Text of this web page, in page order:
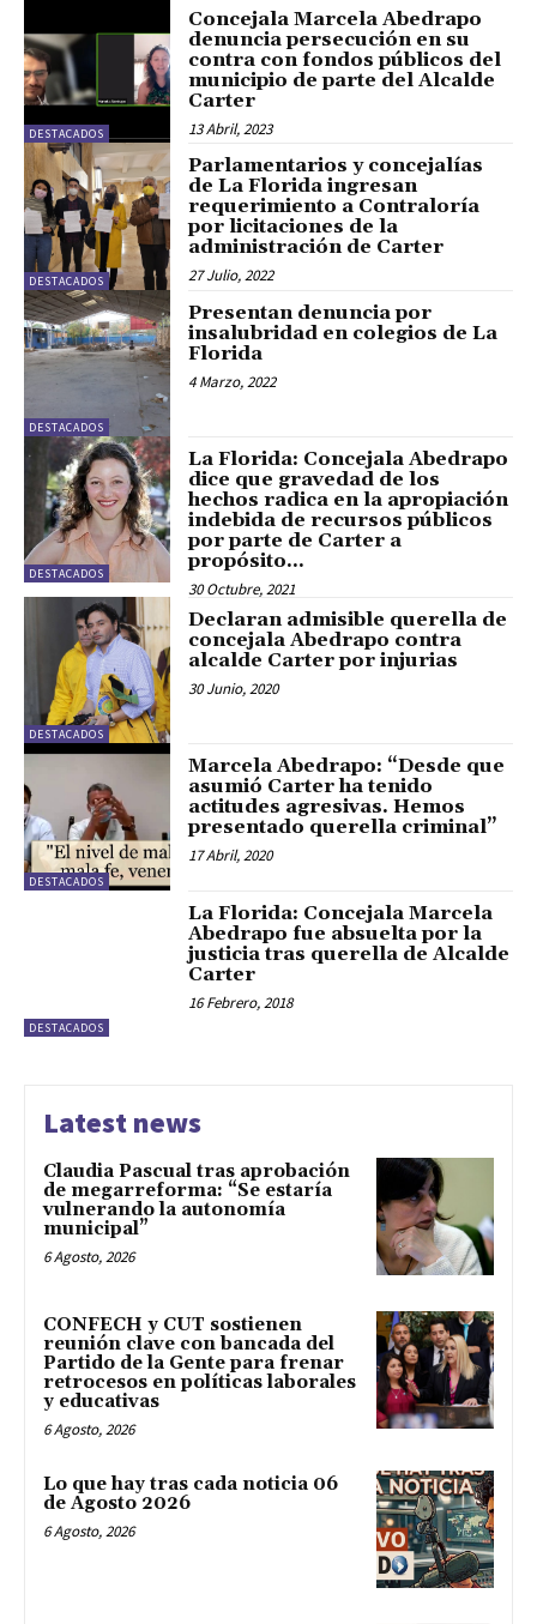
DESTACADOS
Concejala Marcela Abedrapo
denuncia persecución en su
contra con fondos públicos del
municipio de parte del Alcalde
Carter
13 Abril, 2023
DESTACADOS
Parlamentarios y concejalías
de La Florida ingresan
requerimiento a Contraloría
por licitaciones de la
administración de Carter
27 Julio, 2022
DESTACADOS
Presentan denuncia por
insalubridad en colegios de La
Florida
4 Marzo, 2022
DESTACADOS
La Florida: Concejala Abedrapo
dice que gravedad de los
hechos radica en la apropiación
indebida de recursos públicos
por parte de Carter a
propósito...
30 Octubre, 2021
DESTACADOS
Declaran admisible querella de
concejala Abedrapo contra
alcalde Carter por injurias
30 Junio, 2020
DESTACADOS
Marcela Abedrapo: “Desde que
asumió Carter ha tenido
actitudes agresivas. Hemos
presentado querella criminal”
17 Abril, 2020
DESTACADOS
La Florida: Concejala Marcela
Abedrapo fue absuelta por la
justicia tras querella de Alcalde
Carter
16 Febrero, 2018
Latest news
Claudia Pascual tras aprobación
de megarreforma: “Se estaría
vulnerando la autonomía
municipal”
6 Agosto, 2026
CONFECH y CUT sostienen
reunión clave con bancada del
Partido de la Gente para frenar
retrocesos en políticas laborales
y educativas
6 Agosto, 2026
Lo que hay tras cada noticia 06
de Agosto 2026
6 Agosto, 2026